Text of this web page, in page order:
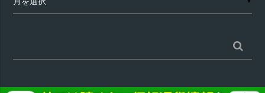
ー
索: